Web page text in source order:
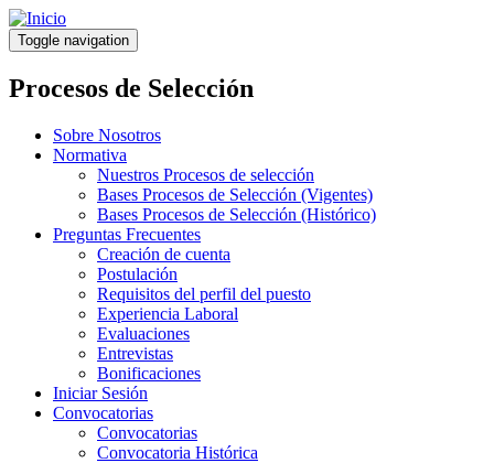
Pasar
al
contenido
principal
Toggle navigation
Procesos de Selección
Sobre Nosotros
Normativa
Nuestros Procesos de selección
Bases Procesos de Selección (Vigentes)
Bases Procesos de Selección (Histórico)
Preguntas Frecuentes
Creación de cuenta
Postulación
Requisitos del perfil del puesto
Experiencia Laboral
Evaluaciones
Entrevistas
Bonificaciones
Iniciar Sesión
Convocatorias
Convocatorias
Convocatoria Histórica